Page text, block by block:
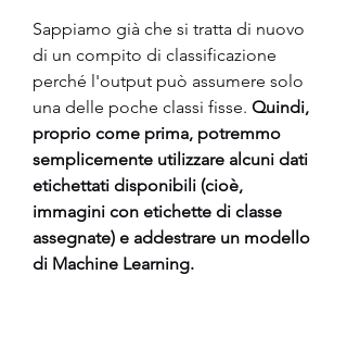
Sappiamo già che si tratta di nuovo
di un compito di classificazione
perché l'output può assumere solo
una delle poche classi fisse. Quindi,
proprio come prima, potremmo
semplicemente utilizzare alcuni dati
etichettati disponibili (cioè,
immagini con etichette di classe
assegnate) e addestrare un modello
di Machine Learning.